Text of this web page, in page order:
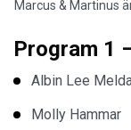
Marcus & Martinus
Program 1
Albin Lee
Molly Hammar